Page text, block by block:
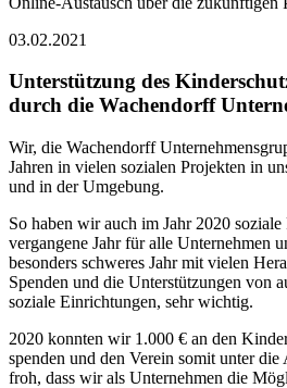
03.02.2021
Unterstützung des
durch die Wachendorff
Wir, die Wachendorff
Jahren in vielen sozialen Projekten in
und in der Umgebung.
So haben wir auch im Jahr 2020
vergangene Jahr für alle Unternehmen
besonders schweres Jahr mit vielen
Spenden und die Unterstützungen von
soziale Einrichtungen, sehr wichtig.
2020 konnten wir 1.000 € an den
spenden und den Verein somit unter
froh, dass wir als Unternehmen die